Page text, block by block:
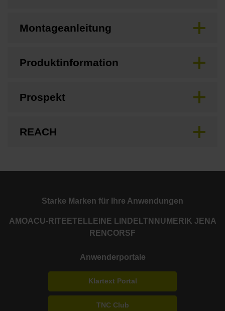
Montageanleitung
Produktinformation
Prospekt
REACH
Starke Marken für Ihre Anwendungen
AMOACU-RITE ETEL LEINE LINDE LTN NUMERIK JENA
RENCORSF
Anwenderportale
Klartext Portal
TNC Club